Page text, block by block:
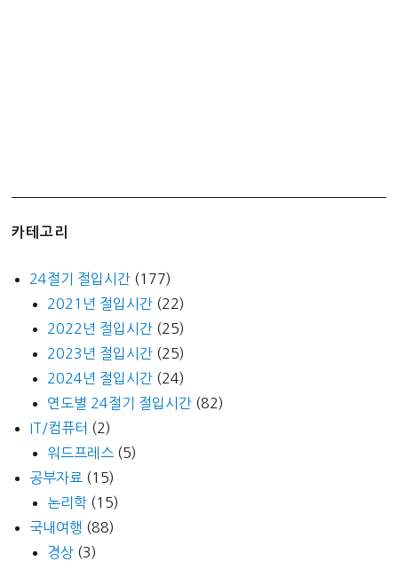
카테고리
24절기 절입시간 (177)
2021년 절입시간 (22)
2022년 절입시간 (25)
2023년 절입시간 (25)
2024년 절입시간 (24)
연도별 24절기 절입시간 (82)
IT/컴퓨터 (2)
워드프레스 (5)
공부자료 (15)
논리학 (15)
국내여행 (88)
경상 (3)